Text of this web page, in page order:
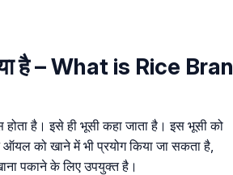
है – What is Rice Bran
है। इसे ही भूसी कहा जाता है। इस भूसी को
को खाने में भी प्रयोग किया जा सकता है,
पकाने के लिए उपयुक्त है।